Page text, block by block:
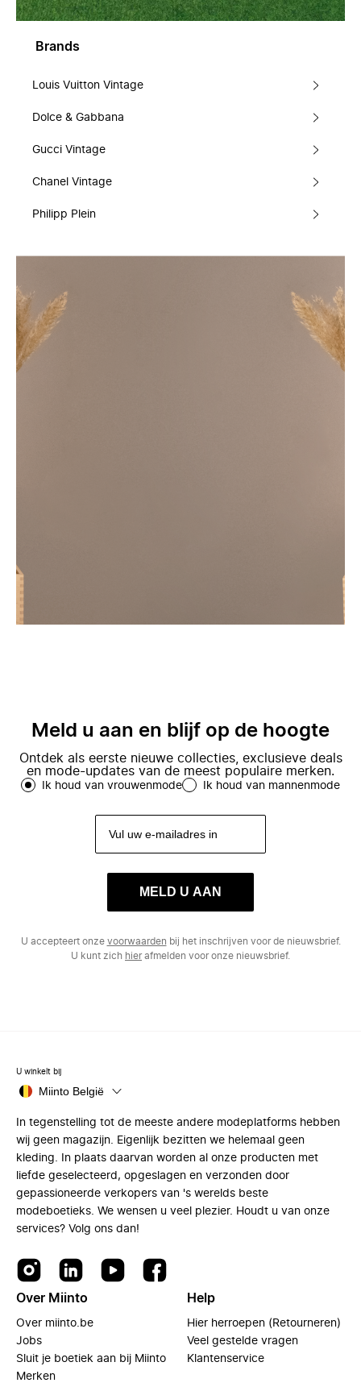
Brands
Louis Vuitton Vintage
Dolce & Gabbana
Gucci Vintage
Chanel Vintage
Philipp Plein
Meld u aan en blijf op de hoogte
Ontdek als eerste nieuwe collecties, exclusieve deals
en mode-updates van de meest populaire merken.
Ik houd van vrouwenmode Ik houd van mannenmode
MELD U AAN
U accepteert onze voorwaarden bij het inschrijven voor de nieuwsbrief.
U kunt zich hierafmelden voor onze nieuwsbrief.
U winkelt bij
Miinto België
In tegenstelling tot de meeste andere modeplatforms hebben
wij geen magazijn. Eigenlijk bezitten we helemaal geen
kleding. In plaats daarvan worden al onze producten met
liefde geselecteerd, opgeslagen en verzonden door
gepassioneerde verkopers van 's werelds beste
modeboetieks. We wensen u veel plezier. Houdt u van onze
services? Volg ons dan!
Over Miinto
Over miinto.be
Jobs
Sluit je boetiek aan bij Miinto
Merken
Help
Hier herroepen (Retourneren)
Veel gestelde vragen
Klantenservice